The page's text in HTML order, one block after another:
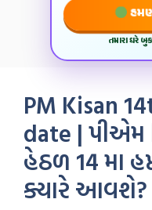
તમારા ઘરે
PM Kisan
date | પીએમ
હેઠળ 14 મા
ક્યારે આવશે?